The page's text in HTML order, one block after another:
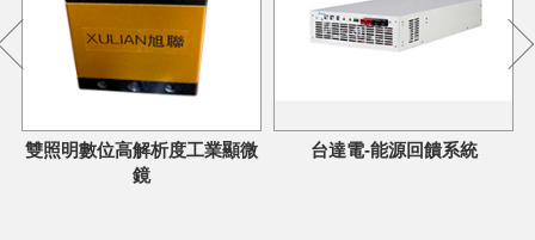
雙照明數位高解析度工業顯微
鏡
台達電-能源回饋系統